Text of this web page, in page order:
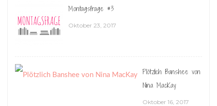
Montagsfrage #3
Oktober 23, 2017
Plötzlich Banshee von
Nina MacKay
Oktober 16, 2017